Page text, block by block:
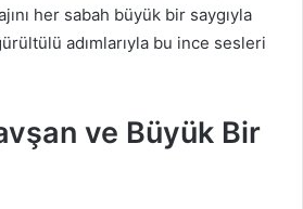
her sabah büyük bir saygıyla
adımlarıyla bu ince sesleri
ve Büyük Bir